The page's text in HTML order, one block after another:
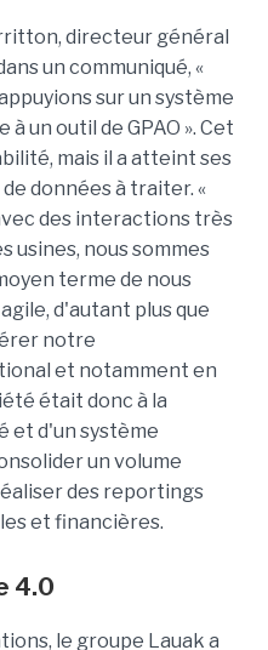
directeur général
un communiqué, «
sur un système
un outil de GPAO ». Cet
mais il a atteint ses
données à traiter. «
des interactions très
nous sommes
terme de nous
d'autant plus que
notre
et notamment en
était donc à la
et d'un système
un volume
des reportings
et financières.
4.0
le groupe Lauak a